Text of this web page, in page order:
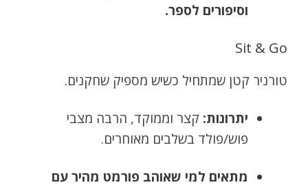
וסיפורים לספר.
Sit & Go
טורניר קטן שמתחיל כשיש מספיק שחקנים.
יתרונות: קצר וממוקד, הרבה מצבי
פוש/פולד בשלבים מאוחרים.
מתאים למי שאוהב פורמט מהיר עם